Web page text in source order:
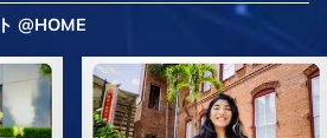
@HOME